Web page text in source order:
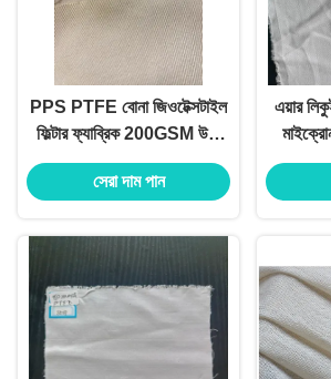
PPS PTFE বোনা জিওটেক্সটাইল
ফিল্টার ফ্যাব্রিক 200GSM উচ্চ
তাপমাত্রা
সেরা দাম পান
এয়ার